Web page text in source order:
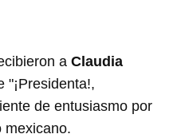
aClaudia
"¡Presidenta!,
de entusiasmo por
mexicano.